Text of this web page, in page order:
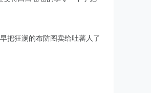
把狂澜的布防图卖给吐蕃人了